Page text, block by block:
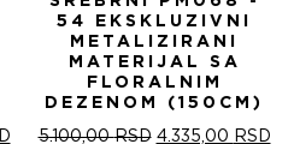
ТРЕНУТНА
54 EKSKLUZIVNI
METALIZIRANI
MATERIJAL SA
FLORALNIM
DEZENOM (150CM)
5.100,00RSD ОРИГИНАЛНА
4.335,00 RSD